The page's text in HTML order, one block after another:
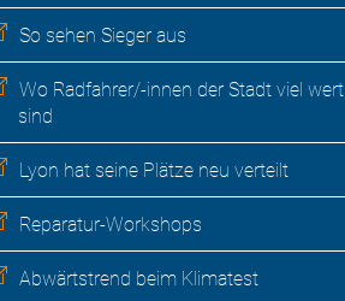
So sehen Sieger aus
Wo Radfahrer/-innen der Stadt viel wert
sind
Lyon hat seine Plätze neu verteilt
Reparatur-Workshops
Abwärtstrend beim Klimatest